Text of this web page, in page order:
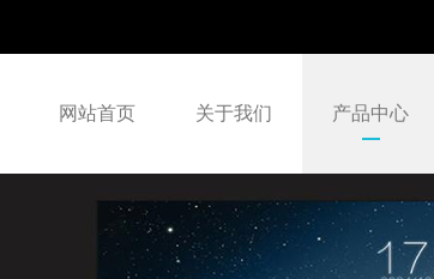
网站首页 关于我们 产品中心